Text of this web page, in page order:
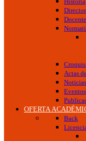
Historia
Actas
Noticias
Eventos
OFERTA
Back